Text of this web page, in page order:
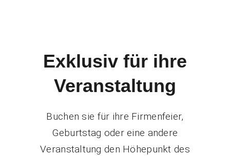
Exklusiv für ihre
Veranstaltung
Buchen sie für ihre Firmenfeier,
Geburtstag oder eine andere
Veranstaltung den Höhepunkt des